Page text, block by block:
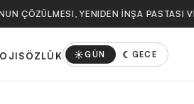
ÇÖZÜLMESI, YENIDEN İNŞA PASTASI
SÖZLÜK ☀GÜN ☾ GECE